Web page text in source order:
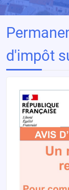
d'impôt